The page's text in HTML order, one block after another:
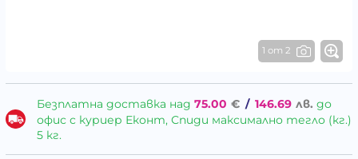
1 от 2
Безплатна доставка над 75.00 € / 146.69 лв. до
офис с куриер Еконт, Спиди максимално тегло (кг.)
5 кг.